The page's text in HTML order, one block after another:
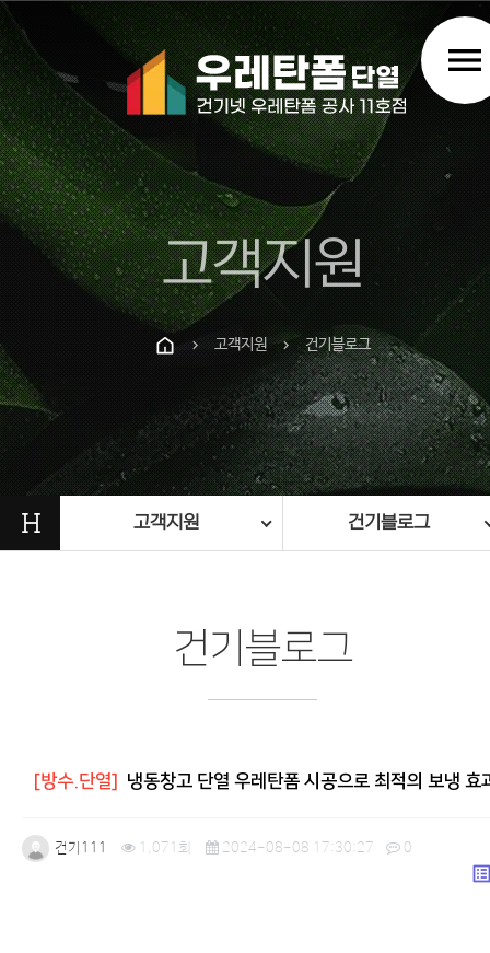
menu
고객지원
chevron_right 고객지원 chevron_right 건기블로그
H 고객지원 건기블로그
건기블로그
[방수.단열] 냉동창고 단열 우레탄폼 시공으로 최적의 보냉 효
건기111 1,071회 2024-08-08 17:30:27 0